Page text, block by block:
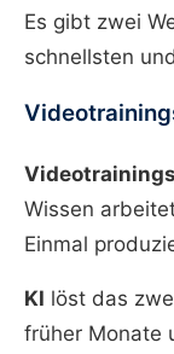
Es gibt zwei
schnellsten
Videotrainings
Wissen
Einmal
KI löst das
früher Monate